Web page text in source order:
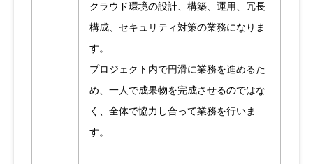
クラウド環境の設計、構築、運用、冗長
構成、セキュリティ対策の業務になりま
す。
プロジェクト内で円滑に業務を進めるた
め、一人で成果物を完成させるのではな
く、全体で協力し合って業務を行いま
す。